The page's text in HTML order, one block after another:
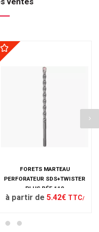
FORETS MARTEAU
PERFORATEUR SDS+TWISTER
PLUS RÉF 110
à partir de 5.42€ TTC/